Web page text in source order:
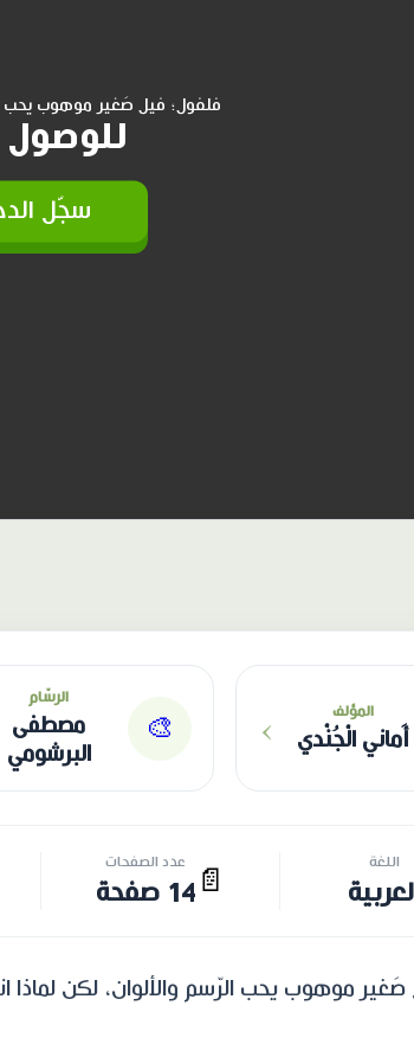
فلفول؛ فيل صَغير موهوب يحب
للوصول
سجّل
المؤلف
أَماني الْجُنْدي ›
🎨
الرسّام
مصطفى
البرشومي
اللغة
📄
عدد الصفحات
14 صفحة
موهوب يحب الرّسم والألوان، لكن لماذا